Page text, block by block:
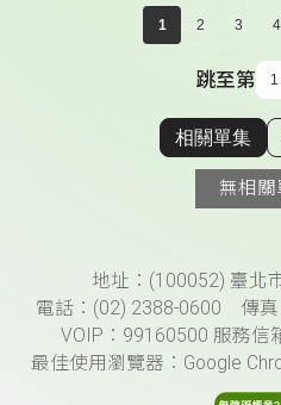
1 2 3 4
跳至第
相關單集
無相關
頁尾資訊地址：(100052) 臺北
電話：(02) 2388-0600 傳真
VOIP：99160500 服務信
最佳使用瀏覽器：Google